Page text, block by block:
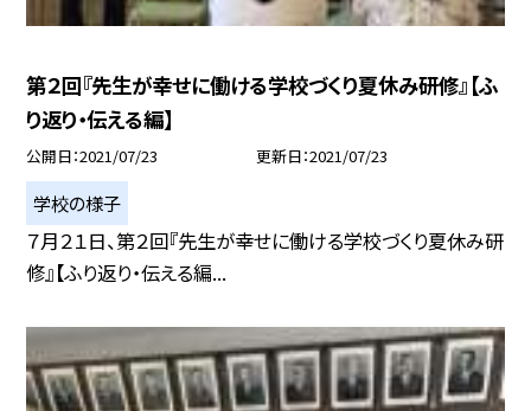
第２回『先生が幸せに働ける学校づくり夏休み研修』【ふ
り返り・伝える編】
公開日 2021/07/23 更新日 2021/07/23
学校の様子
７月２１日、第２回『先生が幸せに働ける学校づくり夏休み研
修』【ふり返り・伝える編...